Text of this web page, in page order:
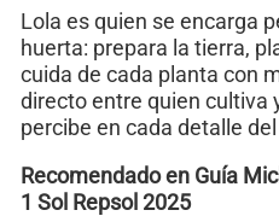
Lola es quien se encarga
huerta: prepara la tierra,
cuida de cada planta con
directo entre quien cultiva
percibe en cada detalle
Recomendado en Guía
1 Sol Repsol 2025